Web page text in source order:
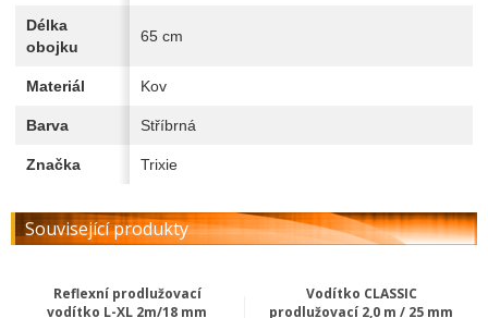
Délka
obojku
65 cm
Materiál Kov
Barva Stříbrná
Značka Trixie
Související produkty
Reflexní prodlužovací
vodítko L-XL 2m/18 mm
Vodítko CLASSIC
prodlužovací 2,0 m / 25 mm